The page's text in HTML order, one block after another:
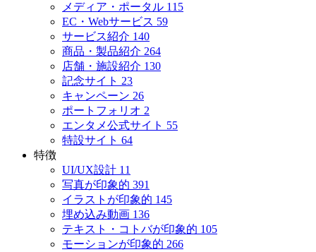
メディア・ポータル 115
EC・Webサービス 59
サービス紹介 140
商品・製品紹介 264
店舗・施設紹介 130
記念サイト 23
キャンペーン 26
ポートフォリオ 2
エンタメ公式サイト 55
特設サイト 64
特徴
UI/UX設計 11
写真が印象的 391
イラストが印象的 145
埋め込み動画 136
テキスト・コトバが印象的 105
モーションが印象的 266